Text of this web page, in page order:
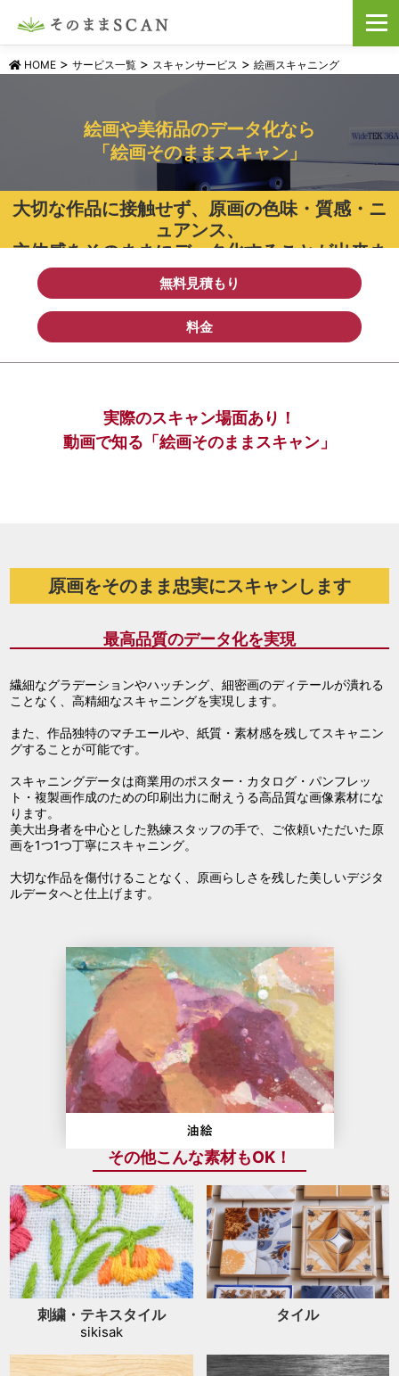
テ
ン
メニュ
HOME > サービス一覧 > スキャンサービス > 絵画スキャニング
絵画や美術品のデータ化なら
「絵画そのままスキャン」
大切な作品に接触せず、原画の色味・質感・ニ
ュアンス、
立体感をそのままにデータ化することが出来ま
す。
無料見積もり
料金
実際のスキャン場面あり！
動画で知る「絵画そのままスキャン」
原画をそのまま忠実にスキャンします
最高品質のデータ化を実現
繊細なグラデーションやハッチング、細密画のディテールが潰れる
ことなく、高精細なスキャニングを実現します。
また、作品独特のマチエールや、紙質・素材感を残してスキャニン
グすることが可能です。
スキャニングデータは商業用のポスター・カタログ・パンフレッ
ト・複製画作成のための印刷出力に耐えうる高品質な画像素材にな
ります。
美大出身者を中心とした熟練スタッフの手で、ご依頼いただいた原
画を1つ1つ丁寧にスキャニング。
大切な作品を傷付けることなく、原画らしさを残した美しいデジタ
ルデータへと仕上げます。
その他こんな素材もOK！
刺繍・テキスタイル
sikisak
タイル